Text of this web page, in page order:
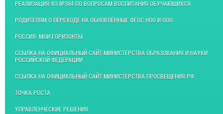
РЕАЛИЗАЦИЯ ФЗ №304 ПО ВОПРОСАМ ВОСПИТАНИЯ ОБУЧАЮЩИХСЯ
РОДИТЕЛЯМ О ПЕРЕХОДЕ НА ОБНОВЛЁННЫЕ ФГОС НОО И ООО
РОССИЯ- МОИ ГОРИЗОНТЫ
ССЫЛКА НА ОФИЦИАЛЬНЫЙ САЙТ МИНИСТЕРСТВА ОБРАЗОВАНИЯ И НАУКИ
РОССИЙСКОЙ ФЕДЕРАЦИИ
ССЫЛКА НА ОФИЦИАЛЬНЫЙ САЙТ МИНИСТЕРСТВА ПРОСВЕЩЕНИЯ РФ
ТОЧКА РОСТА
УПРАВЛЕНЧЕСКИЕ РЕШЕНИЯ